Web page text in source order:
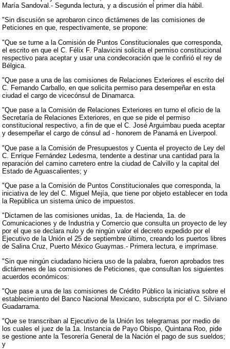
María Sandoval.- Segunda lectura, y a discusión el primer día hábil.
"Sin discusión se aprobaron cinco dictámenes de las comisiones de
Peticiones en que, respectivamente, se propone:
"Que se turne a la Comisión de Puntos Constitucionales que corresponda,
el escrito en que el C. Félix F. Palavicini solicita el permiso constitucional
respectivo para aceptar y usar una condecoración que le confirió el rey de
Bélgica.
"Que pase a una de las comisiones de Relaciones Exteriores el escrito del
C. Fernando Carballo, en que solicita permiso para desempeñar en esta
ciudad el cargo de vicecónsul de Dinamarca.
"Que pase a la Comisión de Relaciones Exteriores en turno el oficio de la
Secretaría de Relaciones Exteriores, en que se pide el permiso
constitucional respectivo, a fin de que el C. José Arguimbau pueda aceptar
y desempeñar el cargo de cónsul ad - honorem de Panamá en Liverpool.
"Que pase a la Comisión de Presupuestos y Cuenta el proyecto de Ley del
C. Enrique Fernández Ledesma, tendente a destinar una cantidad para la
reparación del camino carretero entre la ciudad de Calvillo y la capital del
Estado de Aguascalientes; y
"Que pase a la Comisión de Puntos Constitucionales que corresponda, la
iniciativa de ley del C. Miguel Mejía, que tiene por objeto establecer en toda
la República un sistema único de impuestos.
"Dictamen de las comisiones unidas, 1a. de Hacienda, 1a. de
Comunicaciones y de Industria y Comercio que consulta un proyecto de ley
por el que se declara nulo y de ningún valor el decreto expedido por el
Ejecutivo de la Unión el 25 de septiembre último, creando los puertos libres
de Salina Cruz, Puerto México Guaymas.- Primera lectura, e imprímase.
"Sin que ningún ciudadano hiciera uso de la palabra, fueron aprobados tres
dictámenes de las comisiones de Peticiones, que consultan los siguientes
acuerdos económicos:
"Que pase a una de las comisiones de Crédito Público la iniciativa sobre el
establecimiento del Banco Nacional Mexicano, subscripta por el C. Silviano
Guadarrama.
"Que se transcriban al Ejecutivo de la Unión los telegramas por medio de
los cuales el juez de la 1a. Instancia de Payo Obispo, Quintana Roo, pide
se gestione ante la Tesorería General de la Nación el pago de sus sueldos;
y